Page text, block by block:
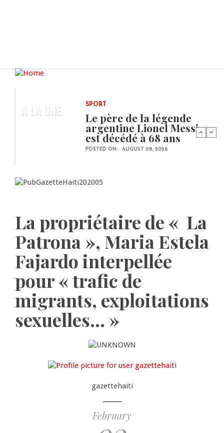
A LA UNE SPORT
Le père de la légende
argentine Lionel Messi
est décédé à 68 ans
POSTED ON: AUGUST 08, 2026
La propriétaire de « La
Patrona », Maria Estela
Fajardo interpellée
pour « trafic de
migrants, exploitations
sexuelles… »
gazettehaiti
February